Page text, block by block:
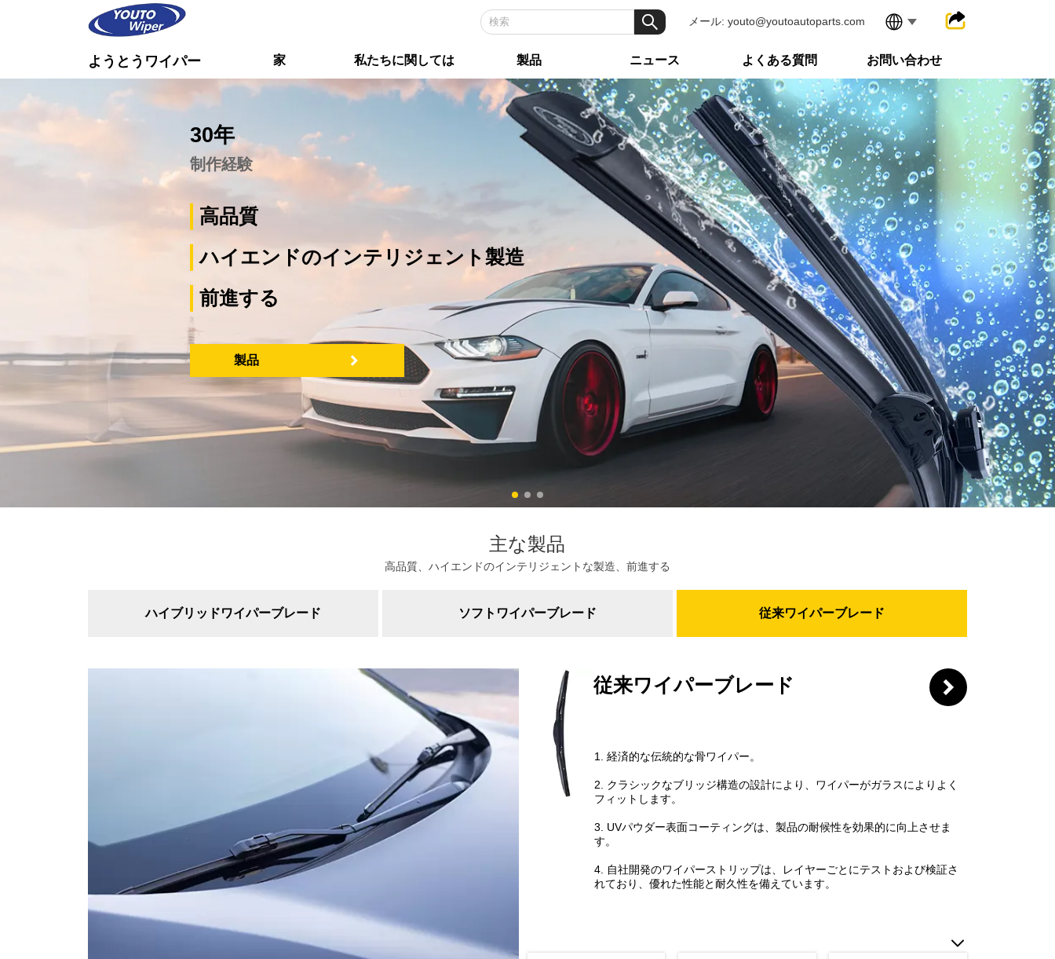
メール: youto@youtoautoparts.com
ようとうワイパー 家 私たちに関しては 製品 ニュース よくある質問 お問い合わせ
30年
制作経験
高品質
ハイエンドのインテリジェント製造
前進する
製品
主な製品
高品質、ハイエンドのインテリジェントな製造、前進する
ハイブリッドワイパーブレード ソフトワイパーブレード 従来ワイパーブレード
従来ワイパーブレード
1. 経済的な伝統的な骨ワイパー。
2. クラシックなブリッジ構造の設計により、ワイパーがガラスによりよく
フィットします。
3. UVパウダー表面コーティングは、製品の耐候性を効果的に向上させま
す。
4. 自社開発のワイパーストリップは、レイヤーごとにテストおよび検証さ
れており、優れた性能と耐久性を備えています。